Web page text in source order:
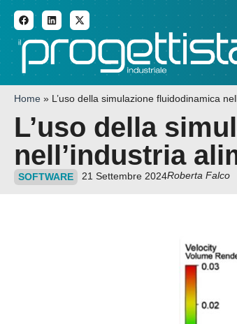
ADDITIVE
Home » L’uso della simulazione fluidodinamica
L’uso della
nell’industria
SOFTWARE 21 Settembre 2024Roberta Falco